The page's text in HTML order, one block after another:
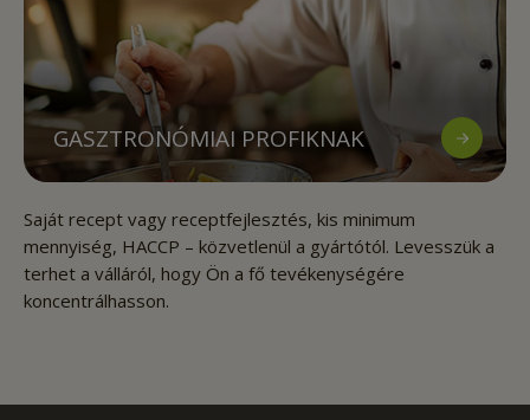
GASZTRONÓMIAI PROFIKNAK
Saját recept vagy receptfejlesztés, kis minimum
mennyiség, HACCP – közvetlenül a gyártótól. Levesszük a
terhet a válláról, hogy Ön a fő tevékenységére
koncentrálhasson.